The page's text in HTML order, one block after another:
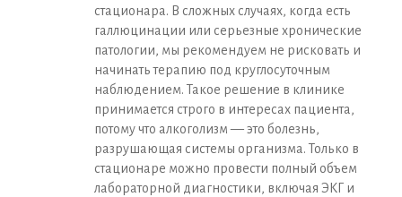
стационара. В сложных случаях, когда есть
галлюцинации или серьезные хронические
патологии, мы рекомендуем не рисковать и
начинать терапию под круглосуточным
наблюдением. Такое решение в клинике
принимается строго в интересах пациента,
потому что алкоголизм — это болезнь,
разрушающая системы организма. Только в
стационаре можно провести полный объем
лабораторной диагностики, включая ЭКГ и